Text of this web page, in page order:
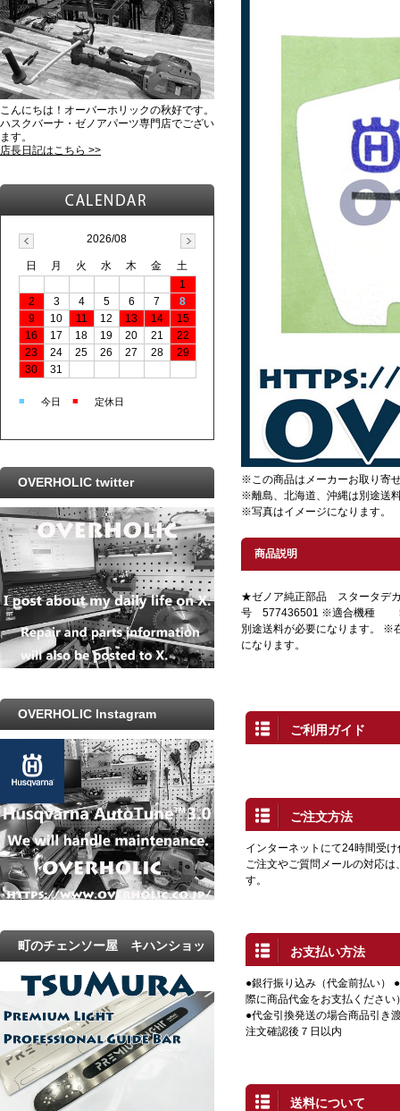
※この商品はメーカーお取り寄
※離島、北海道、沖縄は別途送
※写真はイメージになります。
商品説明
★ゼノア純正部品 スタータデ
号 577436501 ※適合機種
別途送料が必要になります。 ※
になります。
ご利用ガイド
ご注文方法
インターネットにて24時間受
ご注文やご質問メールの対応
す。
お支払い方法
●銀行振り込み（代金前払い）
際に商品代金をお支払ください
●代金引換発送の場合商品引き
注文確認後７日以内
送料について
こんにちは！オーバーホリックの秋好です。
ハスクバーナ・ゼノアパーツ専門店でござい
ます。
店長日記はこちら >>
2026/08
日 月 火 水 木 金
土
1
2
3 4 5 6 7
8
9
10 11 12 13 14
15
16
17 18 19 20 21
22
23
24 25 26 27 28
29
30
31
■ 今日 ■ 定休日
OVERHOLIC twitter
OVERHOLIC Instagram
町のチェンソー屋 キハンショッ
プ